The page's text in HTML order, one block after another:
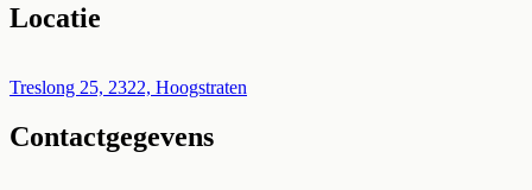
Locatie
+
−
Treslong 25, 2322, Hoogstraten
Contactgegevens